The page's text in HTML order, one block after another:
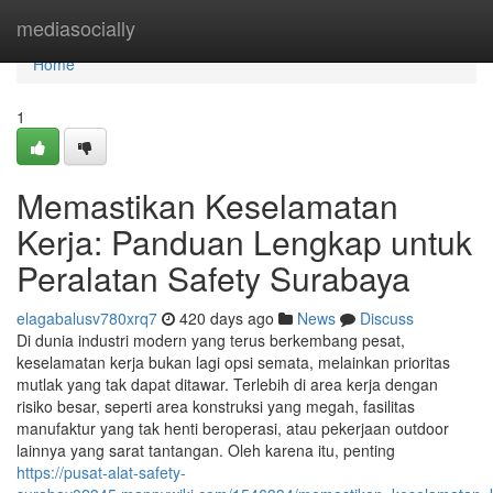
mediasocially
Home
Home
1
Memastikan Keselamatan
Kerja: Panduan Lengkap untuk
Peralatan Safety Surabaya
elagabalusv780xrq7 420 days ago News
Discuss
Di dunia industri modern yang terus berkembang pesat,
keselamatan kerja bukan lagi opsi semata, melainkan prioritas
mutlak yang tak dapat ditawar. Terlebih di area kerja dengan
risiko besar, seperti area konstruksi yang megah, fasilitas
manufaktur yang tak henti beroperasi, atau pekerjaan outdoor
lainnya yang sarat tantangan. Oleh karena itu, penting
https://pusat-alat-safety-